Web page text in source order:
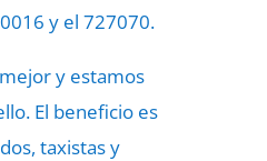
y el 727070.
y estamos
El beneficio es
taxistas y